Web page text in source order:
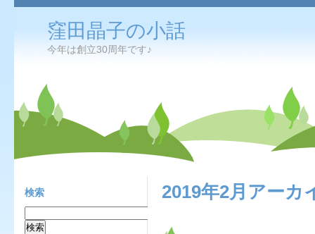
窪田晶子の小話
今年は創立30周年です♪
2019年2月アーカ
検索